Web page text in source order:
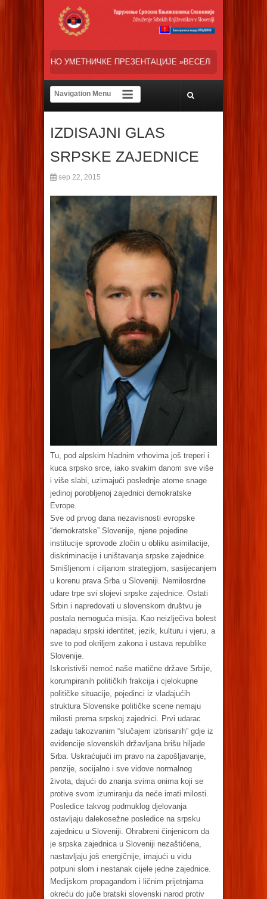
»ВЕСЕЛИ ДАНИ СРПСКЕ ДИЈАСПОРЕ« НАША ТРЕНУТНА
IZDISAJNI GLAS
SRPSKE ZAJEDNICE
sep 22, 2015
Tu, pod alpskim hladnim vrhovima još treperi i
kuca srpsko srce, iako svakim danom sve više
i više slabi, uzimajući poslednje atome snage
jedinoj porobljenoj zajednici demokratske
Evrope.
Sve od prvog dana nezavisnosti evropske
“demokratske” Slovenije, njene pojedine
institucije sprovode zločin u obliku asimilacije,
diskriminacije i uništavanja srpske zajednice.
Smišljenom i ciljanom strategijom, sasijecanjem
u korenu prava Srba u Sloveniji. Nemilosrdne
udare trpe svi slojevi srpske zajednice. Ostati
Srbin i napredovati u slovenskom društvu je
postala nemoguća misija. Kao neizlječiva bolest
napadaju srpski identitet, jezik, kulturu i vjeru, a
sve to pod okriljem zakona i ustava republike
Slovenije.
Iskoristivši nemoć naše matične države Srbije,
korumpiranih političkih frakcija i cjelokupne
političke situacije, pojedinci iz vladajućih
struktura Slovenske političke scene nemaju
milosti prema srpskoj zajednici. Prvi udarac
zadaju takozvanim “slučajem izbrisanih” gdje iz
evidencije slovenskih državljana brišu hiljade
Srba. Uskraćujući im pravo na zapošljavanje,
penzije, socijalno i sve vidove normalnog
života, dajući do znanja svima onima koji se
protive svom izumiranju da neće imati milosti.
Posledice takvog podmuklog djelovanja
ostavljaju dalekosežne posledice na srpsku
zajednicu u Sloveniji. Ohrabreni činjenicom da
je srpska zajednica u Sloveniji nezaštićena,
nastavljaju još energičnije, imajući u vidu
potpuni slom i nestanak cijele jedne zajednice.
Medijskom propagandom i ličnim prijetnjama
okreću do juče bratski slovenski narod protiv